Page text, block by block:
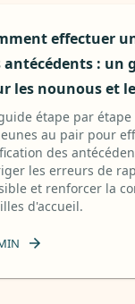
effectuer
antécédents : un
les nounous et
étape par
au pair pour
des
les erreurs de
et renforcer la
d'accueil.